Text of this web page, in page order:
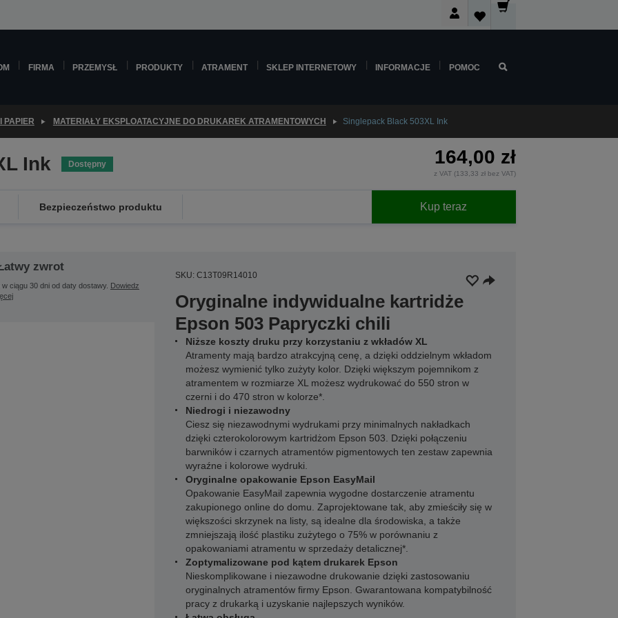
FIRMA PRZEMYSŁ PRODUKTY ATRAMENT SKLEP INTERNETOWY INFORMACJE POMOC
PAPIER MATERIAŁY EKSPLOATACYJNE DO DRUKAREK ATRAMENTOWYCH Singlepack Black 503XL Ink
Ink Dostępny 164,00 zł
z VAT (133,33 zł bez VAT)
Bezpieczeństwo produktu Kup teraz
zwrot
w ciągu 30 dni od daty dostawy. Dowiedz
SKU: C13T09R14010
Oryginalne indywidualne kartridże
Epson 503 Papryczki chili
Niższe koszty druku przy korzystaniu z wkładów XL
Atramenty mają bardzo atrakcyjną cenę, a dzięki oddzielnym wkładom
możesz wymienić tylko zużyty kolor. Dzięki większym pojemnikom z
atramentem w rozmiarze XL możesz wydrukować do 550 stron w
czerni i do 470 stron w kolorze*.
Niedrogi i niezawodny
Ciesz się niezawodnymi wydrukami przy minimalnych nakładkach
dzięki czterokolorowym kartridżom Epson 503. Dzięki połączeniu
barwników i czarnych atramentów pigmentowych ten zestaw zapewnia
wyraźne i kolorowe wydruki.
Oryginalne opakowanie Epson EasyMail
Opakowanie EasyMail zapewnia wygodne dostarczenie atramentu
zakupionego online do domu. Zaprojektowane tak, aby zmieściły się w
większości skrzynek na listy, są idealne dla środowiska, a także
zmniejszają ilość plastiku zużytego o 75% w porównaniu z
opakowaniami atramentu w sprzedaży detalicznej*.
Zoptymalizowane pod kątem drukarek Epson
Nieskomplikowane i niezawodne drukowanie dzięki zastosowaniu
oryginalnych atramentów firmy Epson. Gwarantowana kompatybilność
pracy z drukarką i uzyskanie najlepszych wyników.